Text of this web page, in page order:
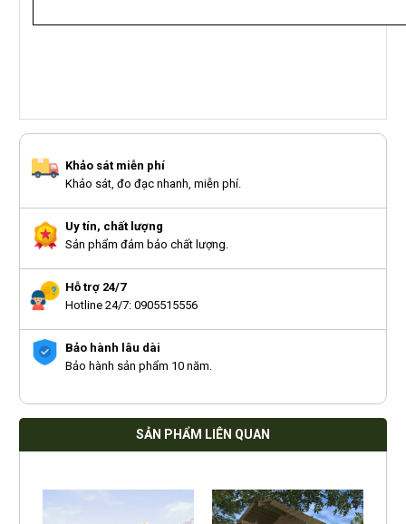
Khảo sát miễn phí
Khảo sát, đo đạc nhanh, miễn phí.
Uy tín, chất lượng
Sản phẩm đảm bảo chất lượng.
Hỗ trợ 24/7
Hotline 24/7: 0905515556
Bảo hành lâu dài
Bảo hành sản phẩm 10 năm.
SẢN PHẨM LIÊN QUAN